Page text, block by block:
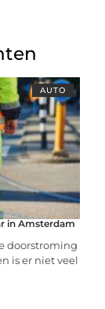
AUTO
in Amsterdam
doorstroming
is er niet veel